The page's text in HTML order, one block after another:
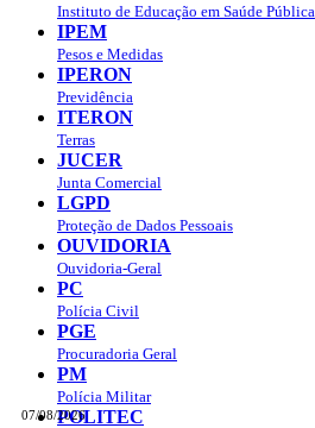
07/08/2026
Instituto de Educação em Saúde Pública
IPEM
Pesos e Medidas
IPERON
Previdência
ITERON
Terras
JUCER
Junta Comercial
LGPD
Proteção de Dados Pessoais
OUVIDORIA
Ouvidoria-Geral
PC
Polícia Civil
PGE
Procuradoria Geral
PM
Polícia Militar
POLITEC